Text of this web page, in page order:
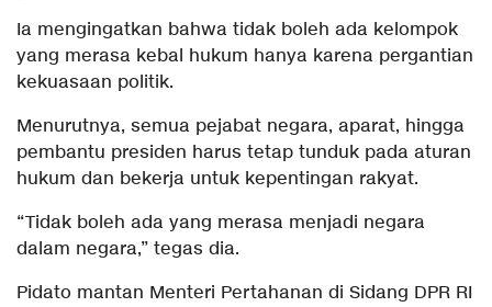
Ia mengingatkan bahwa tidak boleh ada kelompok
yang merasa kebal hukum hanya karena pergantian
kekuasaan politik.
Menurutnya, semua pejabat negara, aparat, hingga
pembantu presiden harus tetap tunduk pada aturan
hukum dan bekerja untuk kepentingan rakyat.
“Tidak boleh ada yang merasa menjadi negara
dalam negara,” tegas dia.
Pidato mantan Menteri Pertahanan di Sidang DPR RI